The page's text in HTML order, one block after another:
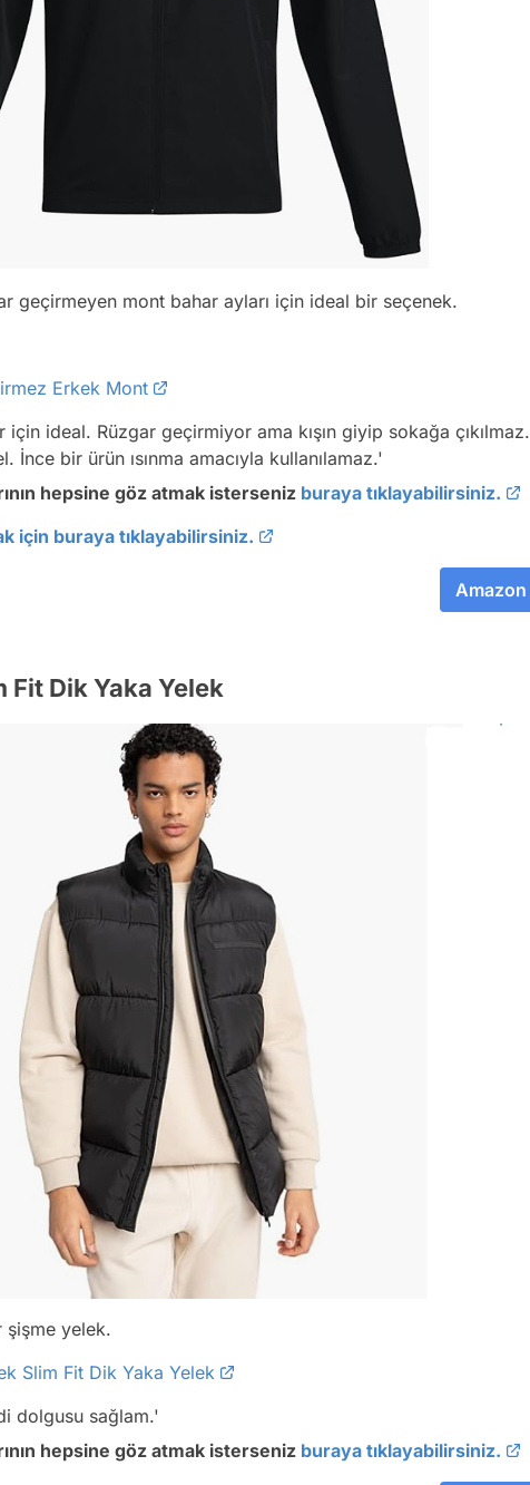
geçirmeyen mont bahar ayları için ideal bir seçenek.
Erkek Mont
ideal. Rüzgar geçirmiyor ama kışın giyip sokağa çıkılmaz.
İnce bir ürün ısınma amacıyla kullanılamaz.'
hepsine göz atmak isterseniz buraya tıklayabilirsiniz.
için buraya tıklayabilirsiniz.
Amazon
Fit Dik Yaka Yelek
şişme yelek.
Slim Fit Dik Yaka Yelek
dolgusu sağlam.'
hepsine göz atmak isterseniz buraya tıklayabilirsiniz.